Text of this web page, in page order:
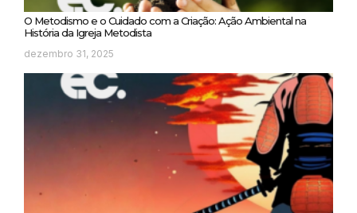
O Metodismo e o Cuidado com a Criação: Ação Ambiental na
História da Igreja Metodista
dezembro 31, 2025